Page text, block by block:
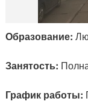
Образование:
Занятость:
График работы: